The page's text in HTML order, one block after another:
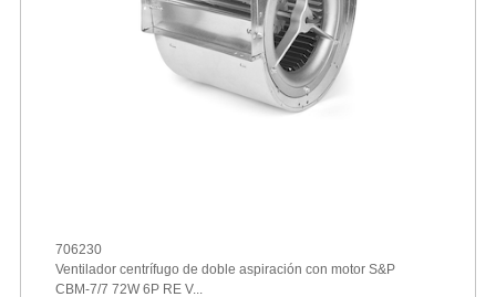
706230
Ventilador centrífugo de doble aspiración con motor S&P
CBM-7/7 72W 6P RE V...